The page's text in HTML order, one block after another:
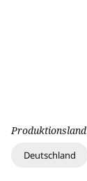
Produktionsland
Deutschland